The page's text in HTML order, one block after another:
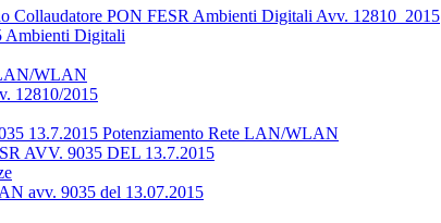
Collaudatore PON FESR Ambienti Digitali Avv. 12810_2015
Ambienti Digitali
LAN/WLAN
12810/2015
13.7.2015 Potenziamento Rete LAN/WLAN
AVV. 9035 DEL 13.7.2015
avv. 9035 del 13.07.2015